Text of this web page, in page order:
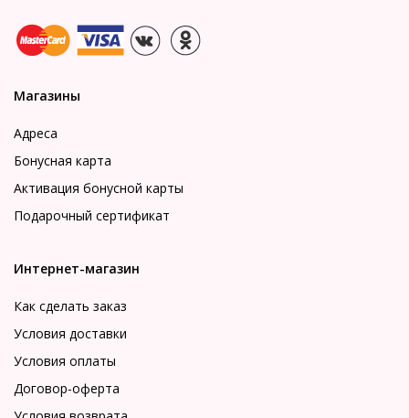
Магазины
Адреса
Бонусная карта
Активация бонусной карты
Подарочный сертификат
Интернет-магазин
Как сделать заказ
Условия доставки
Условия оплаты
Договор-оферта